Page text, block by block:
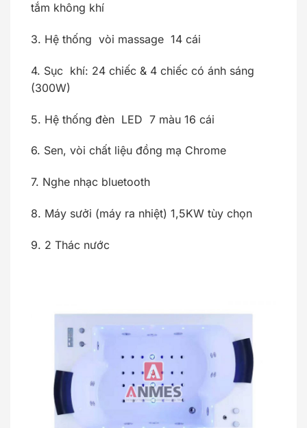
tắm không khí
3. Hệ thống vòi massage 14 cái
4. Sục khí: 24 chiếc & 4 chiếc có ánh sáng
(300W)
5. Hệ thống đèn LED 7 màu 16 cái
6. Sen, vòi chất liệu đồng mạ Chrome
7. Nghe nhạc bluetooth
8. Máy sưởi (máy ra nhiệt) 1,5KW tùy chọn
9. 2 Thác nước